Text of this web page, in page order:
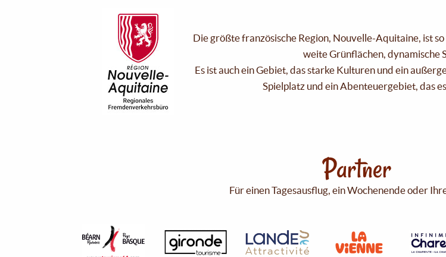
Die größte französische Region, Nouvelle-Aquitaine, ist
weite Grünflächen, dynamische
Es ist auch ein Gebiet, das starke Kulturen und ein
Spielplatz und ein Abenteuergebiet, das
Partner
Für einen Tagesausflug, ein Wochenende oder